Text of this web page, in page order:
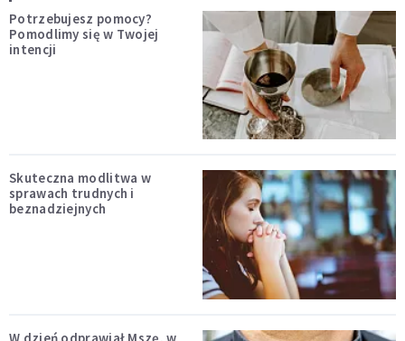
Potrzebujesz pomocy?
Pomodlimy się w Twojej
intencji
Skuteczna modlitwa w
sprawach trudnych i
beznadziejnych